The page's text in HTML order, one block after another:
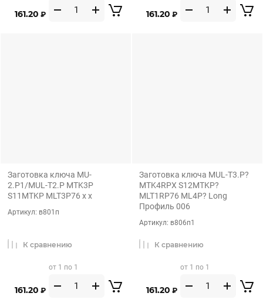
161.20 ₽ 161.20 ₽
Заготовка ключа MU-
2.P1/MUL-T2.P MTK3P
S11MTKP MLT3P76 x x
Артикул: в801п
161.20 ₽
от 1 по 1
К сравнению
Заготовка ключа MUL-T3.P?
MTK4RPX S12MTKP?
MLT1RP76 ML4P? Long
Профиль 006
Артикул: в806п1
161.20 ₽
от 1 по 1
К сравнению